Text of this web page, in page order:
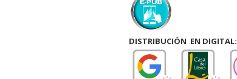
DISTRIBUCIÓN EN DIGITAL: